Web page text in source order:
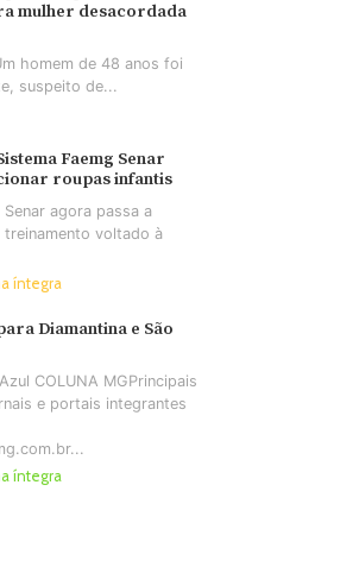
mulher desacordada
homem de 48 anos foi
suspeito de...
Faemg Senar
roupas infantis
agora passa a
voltado à
íntegra
Diamantina e São
COLUNA MGPrincipais
e portais integrantes
íntegra